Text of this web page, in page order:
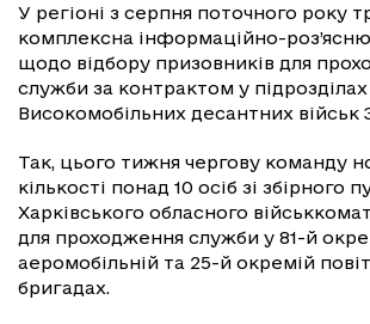
У регіоні з серпня поточного року
комплексна інформаційно-
щодо відбору призовників для
служби за контрактом у підрозділах
Високомобільних десантних військ
Так, цього тижня чергову команду
кількості понад 10 осіб зі збірного
Харківського обласного
для проходження служби у 81-й
аеромобільній та 25-й окремій
бригадах.